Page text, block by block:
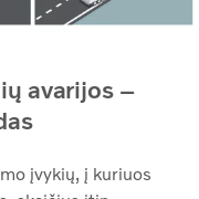
avarijos –
įvykių, į kuriuos